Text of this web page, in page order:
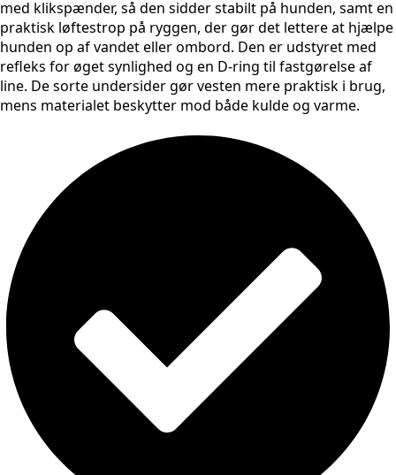
med klikspænder, så den sidder stabilt på hunden, samt en
praktisk løftestrop på ryggen, der gør det lettere at hjælpe
hunden op af vandet eller ombord. Den er udstyret med
refleks for øget synlighed og en D-ring til fastgørelse af
line. De sorte undersider gør vesten mere praktisk i brug,
mens materialet beskytter mod både kulde og varme.